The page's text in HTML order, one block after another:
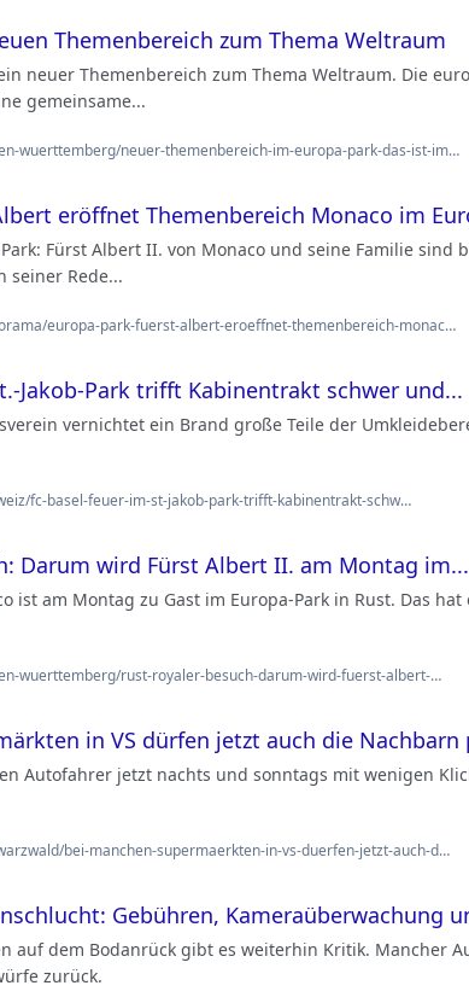
Themenbereich zum Thema Weltraum
neuer Themenbereich zum Thema Weltraum. Die
gemeinsame...
wuerttemberg/neuer-themenbereich-im-europa-park-das-ist-im…
eröffnet Themenbereich Monaco im
Fürst Albert II. von Monaco und seine Familie
seiner Rede...
europa-park-fuerst-albert-eroeffnet-themenbereich-monac…
Jakob-Park trifft Kabinentrakt schwer und...
vernichtet ein Brand große Teile der
fc-basel-feuer-im-st-jakob-park-trifft-kabinentrakt-schw…
Darum wird Fürst Albert II. am Montag im...
ist am Montag zu Gast im Europa-Park in Rust. Das
wuerttemberg/rust-royaler-besuch-darum-wird-fuerst-albert-…
in VS dürfen jetzt auch die Nachbarn
Autofahrer jetzt nachts und sonntags mit wenigen
bei-manchen-supermaerkten-in-vs-duerfen-jetzt-auch-d…
Gebühren, Kameraüberwachung
auf dem Bodanrück gibt es weiterhin Kritik. Mancher
zurück.